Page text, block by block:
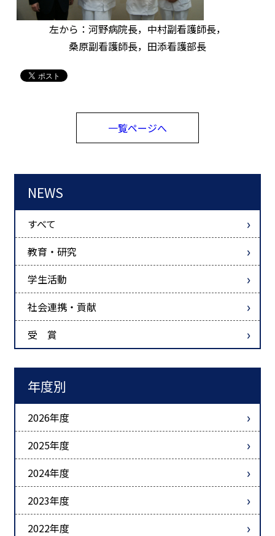
左から：河野病院長，中村副看護師長，
桑原副看護師長，田添看護部長
一覧ページへ
NEWS
すべて
教育・研究
学生活動
社会連携・貢献
受 賞
年度別
2026年度
2025年度
2024年度
2023年度
2022年度